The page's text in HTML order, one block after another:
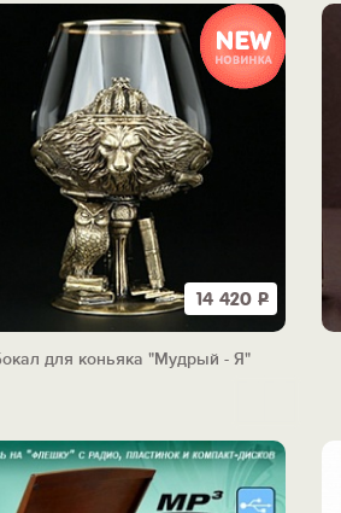
14 420 Р
для коньяка "Мудрый - Я"